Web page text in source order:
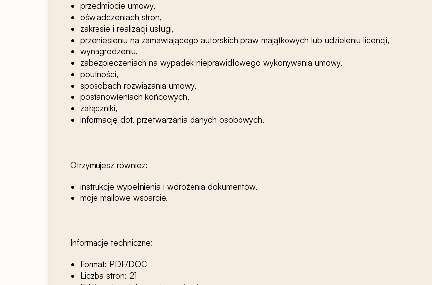
przedmiocie umowy,
oświadczeniach stron,
zakresie i realizacji usługi,
przeniesieniu na zamawiającego autorskich praw majątkowych lub udzieleniu licencji,
wynagrodzeniu,
zabezpieczeniach na wypadek nieprawidłowego wykonywania umowy,
poufności,
sposobach rozwiązania umowy,
postanowieniach końcowych,
załączniki,
informację dot. przetwarzania danych osobowych.
Otrzymujesz również:
instrukcję wypełnienia i wdrożenia dokumentów,
moje mailowe wsparcie.
Informacje techniczne:
Format: PDF/DOC
Liczba stron: 21